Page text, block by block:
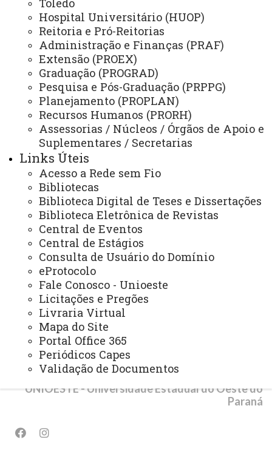
Toledo
Hospital Universitário (HUOP)
Reitoria e Pró-Reitorias
Administração e Finanças (PRAF)
Extensão (PROEX)
Graduação (PROGRAD)
Pesquisa e Pós-Graduação (PRPPG)
Planejamento (PROPLAN)
Recursos Humanos (PRORH)
Assessorias / Núcleos / Órgãos de Apoio e
Suplementares / Secretarias
Links Úteis
Acesso a Rede sem Fio
Bibliotecas
Biblioteca Digital de Teses e Dissertações
Biblioteca Eletrônica de Revistas
Central de Eventos
Central de Estágios
Consulta de Usuário do Domínio
eProtocolo
Fale Conosco - Unioeste
Licitações e Pregões
Livraria Virtual
Mapa do Site
Portal Office 365
Periódicos Capes
Validação de Documentos
NÚCLEOS
NeadUni - Núcleo de Educação a Distância
NEE - Núcleo de Estações Experimentais
NTI - Núcleo de Tecnologia da Informação
NIP - Núcleo de Inserção Profissional
NUFOPE - Núcleo de Formação Docente e Prática de Ensino
NUTE - Núcleo de Telemedicina
Núcleos Complementares
PROGRAMAS INSTITUCIONAIS
PEL - Programa de Ensino de Línguas
PEE - Educação Especial
PIBID - Bolsas de Iniciação à Docência
PEIEX - Programa de Qualificação para Exportação
© 2026 Todos os direitos reservados.
UNIOESTE - Universidade Estadual do Oeste do
Paraná